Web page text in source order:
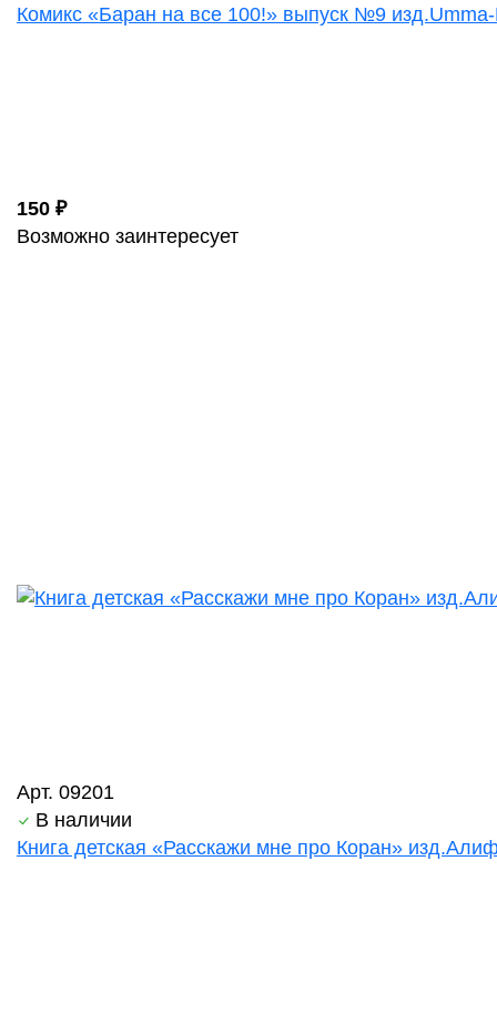
Комикс «Баран на все 100!» выпуск №9
150 ₽
Возможно заинтересует
Арт. 09201
В наличии
Книга детская «Расскажи мне про Коран»